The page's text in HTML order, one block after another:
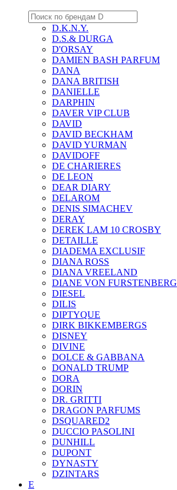
D.K.N.Y.
D.S.& DURGA
D'ORSAY
DAMIEN BASH PARFUM
DANA
DANA BRITISH
DANIELLE
DARPHIN
DAVER VIP CLUB
DAVID
DAVID BECKHAM
DAVID YURMAN
DAVIDOFF
DE CHARIERES
DE LEON
DEAR DIARY
DELAROM
DENIS SIMACHEV
DERAY
DEREK LAM 10 CROSBY
DETAILLE
DIADEMA EXCLUSIF
DIANA ROSS
DIANA VREELAND
DIANE VON FURSTENBERG
DIESEL
DILIS
DIPTYQUE
DIRK BIKKEMBERGS
DISNEY
DIVINE
DOLCE & GABBANA
DONALD TRUMP
DORA
DORIN
DR. GRITTI
DRAGON PARFUMS
DSQUARED2
DUCCIO PASOLINI
DUNHILL
DUPONT
DYNASTY
DZINTARS
E